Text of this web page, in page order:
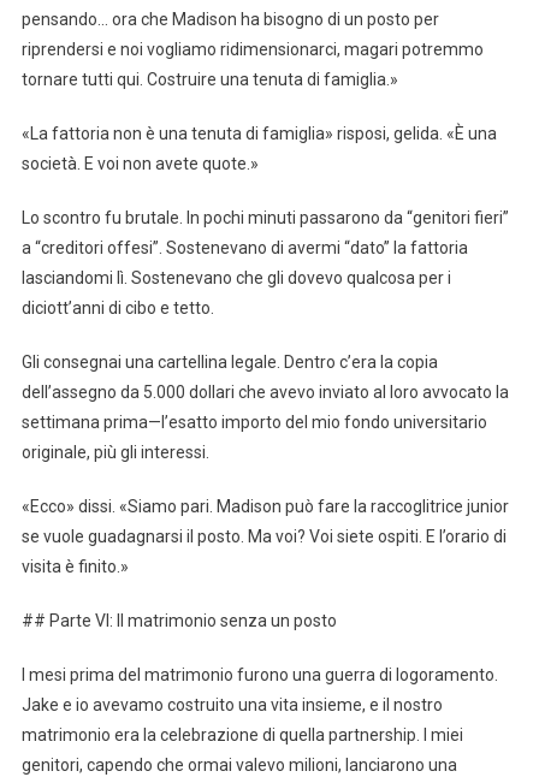
pensando… ora che Madison ha bisogno di un posto per
riprendersi e noi vogliamo ridimensionarci, magari potremmo
tornare tutti qui. Costruire una tenuta di famiglia.»
«La fattoria non è una tenuta di famiglia» risposi, gelida. «È una
società. E voi non avete quote.»
Lo scontro fu brutale. In pochi minuti passarono da “genitori fieri”
a “creditori offesi”. Sostenevano di avermi “dato” la fattoria
lasciandomi lì. Sostenevano che gli dovevo qualcosa per i
diciott’anni di cibo e tetto.
Gli consegnai una cartellina legale. Dentro c’era la copia
dell’assegno da 5.000 dollari che avevo inviato al loro avvocato la
settimana prima—l’esatto importo del mio fondo universitario
originale, più gli interessi.
«Ecco» dissi. «Siamo pari. Madison può fare la raccoglitrice junior
se vuole guadagnarsi il posto. Ma voi? Voi siete ospiti. E l’orario di
visita è finito.»
## Parte VI: Il matrimonio senza un posto
I mesi prima del matrimonio furono una guerra di logoramento.
Jake e io avevamo costruito una vita insieme, e il nostro
matrimonio era la celebrazione di quella partnership. I miei
genitori, capendo che ormai valevo milioni, lanciarono una